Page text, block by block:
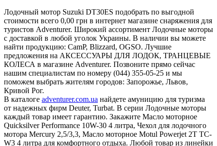
Лодочный мотор Suzuki DT30ES подобрать по выгодной
стоимости всего 0,00 грн в интернет магазине снаряжения для
туристов Adventurer. Широкий ассортимент Лодочные моторы
с доставкой в любой уголок Украины. В наличии вы можете
найти продукцию: CamP, Blizzard, OGSO. Лучшие
предложения на АКСЕССУАРЫ ДЛЯ ЛОДОК, ТРАНЦЕВЫЕ
КОЛЕСА в магазине Adventurer. Позвоните прямо сейчас
нашим специалистам по номеру (044) 355-05-25 и мы
поможем выбрать жителям городов: Запорожье, Львов,
Кривой Рог.
В каталоге adventurer.com.ua найдете амуницию для туризма
от надежных фирм Deuter, Turbat. В серии Лодочные моторы
каждый товар имеет гарантию. Закажите Масло моторное
Quicksilver Performance 10W-30 4 литра, Чехол для лодочного
мотора Mercury 2,5/3,3, Масло моторное Motul Powerjet 2T TC-
W3 4 литра для комфортного отдыха. Любой товар из линейки